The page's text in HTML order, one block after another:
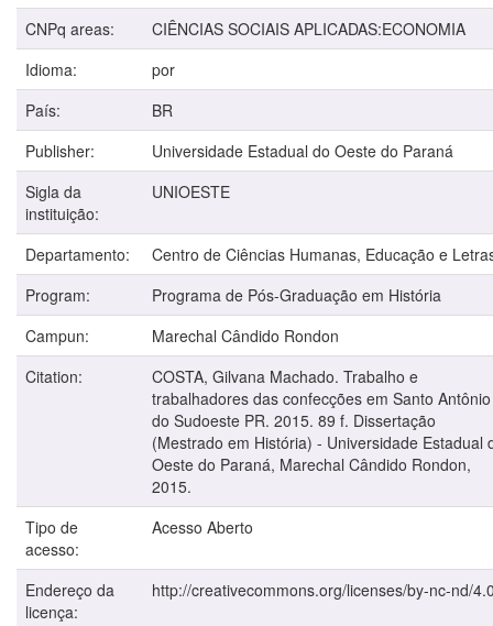
CNPq areas:
CIÊNCIAS SOCIAIS APLICADAS:ECONOMIA
Idioma:
por
País:
BR
Publisher:
Universidade Estadual do Oeste do Paraná
Sigla da
instituição:
UNIOESTE
Departamento:
Centro de Ciências Humanas, Educação e
Program:
Programa de Pós-Graduação em História
Campun:
Marechal Cândido Rondon
Citation:
COSTA, Gilvana Machado. Trabalho e
trabalhadores das confecções em Santo Antônio
do Sudoeste PR. 2015. 89 f. Dissertação
(Mestrado em História) - Universidade Estadual
Oeste do Paraná, Marechal Cândido Rondon,
2015.
Tipo de
acesso:
Acesso Aberto
Endereço da
licença:
http://creativecommons.org/licenses/by-nc-nd/